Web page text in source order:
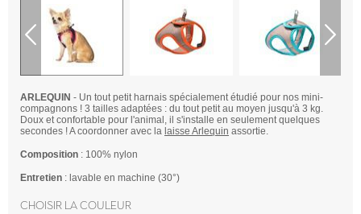
ARLEQUIN - Un tout petit harnais spécialement étudié pour nos mini-
compagnons ! 3 tailles adaptées : du tout petit au moyen jusqu'à 3 kg.
Doux et confortable pour l'animal, il s'installe en seulement quelques
secondes ! A coordonner avec la laisse Arlequin assortie.
Composition : 100% nylon
Entretien : lavable en machine (30°)
Choisir la couleur